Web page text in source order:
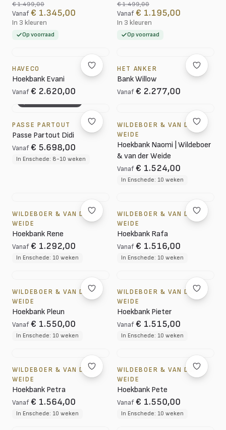
€ 1.499,00
Vanaf € 1.345,00
In 3 kleuren
Op voorraad
€ 1.499,00
Vanaf € 1.195,00
In 3 kleuren
Op voorraad
HAVECO
Hoekbank Evani
Vanaf € 2.620,00
HET ANKER
Bank Willow
Vanaf € 2.277,00
PASSE PARTOUT
Passe Partout Didi
Vanaf € 5.698,00
In Enschede: 8-10 weken
WILDEBOER & VAN DER
WEIDE
Hoekbank Naomi | Wildeboer
& van der Weide
Vanaf € 1.524,00
In Enschede: 10 weken
WILDEBOER & VAN DER
WEIDE
Hoekbank Rene
Vanaf € 1.292,00
In Enschede: 10 weken
WILDEBOER & VAN DER
WEIDE
Hoekbank Rafa
Vanaf € 1.516,00
In Enschede: 10 weken
WILDEBOER & VAN DER
WEIDE
Hoekbank Pleun
Vanaf € 1.550,00
In Enschede: 10 weken
WILDEBOER & VAN DER
WEIDE
Hoekbank Pieter
Vanaf € 1.515,00
In Enschede: 10 weken
WILDEBOER & VAN DER
WEIDE
Hoekbank Petra
Vanaf € 1.564,00
In Enschede: 10 weken
WILDEBOER & VAN DER
WEIDE
Hoekbank Pete
Vanaf € 1.550,00
In Enschede: 10 weken